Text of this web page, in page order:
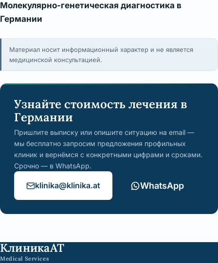
Молекулярно-генетическая диагностика в
Германии
Материал носит информационный характер и не является
медицинской консультацией.
Узнайте стоимость лечения в
Германии
Пришлите выписку или опишите ситуацию на email —
мы бесплатно запросим предложения профильных
клиник и вернёмся с конкретными цифрами и сроками.
Срочно — в WhatsApp.
klinika@klinika.at WhatsApp
КлиникаАТ
Medical Services